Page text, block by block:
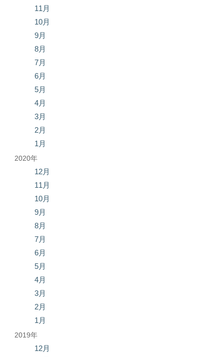
11月
10月
9月
8月
7月
6月
5月
4月
3月
2月
1月
2020年
12月
11月
10月
9月
8月
7月
6月
5月
4月
3月
2月
1月
2019年
12月